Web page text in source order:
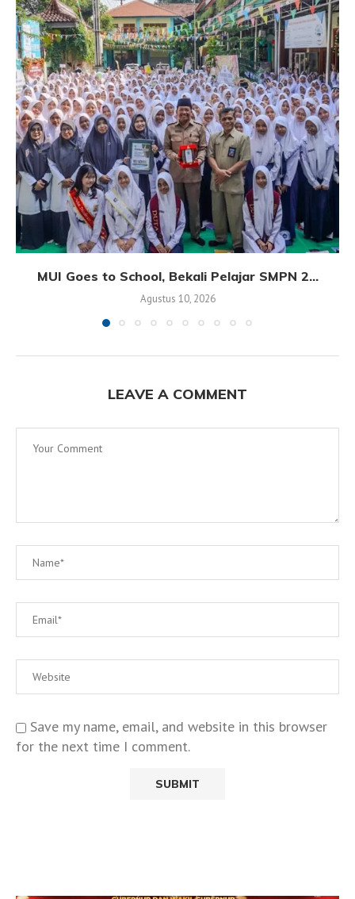
MUI Goes to School, Bekali Pelajar SMPN 2...
Agustus 10, 2026
LEAVE A COMMENT
Save my name, email, and website in this browser
for the next time I comment.